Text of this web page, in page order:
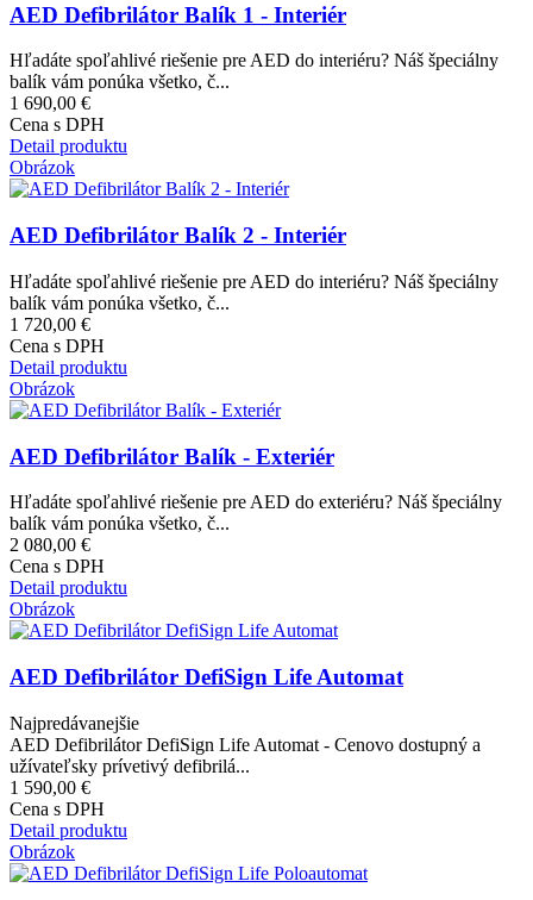
AED Defibrilátor Balík 1 - Interiér
Hľadáte spoľahlivé riešenie pre AED do interiéru? Náš špeciálny
balík vám ponúka všetko, č...
1 690,00 €
Cena s DPH
Detail produktu
Obrázok
AED Defibrilátor Balík 2 - Interiér
Hľadáte spoľahlivé riešenie pre AED do interiéru? Náš špeciálny
balík vám ponúka všetko, č...
1 720,00 €
Cena s DPH
Detail produktu
Obrázok
AED Defibrilátor Balík - Exteriér
Hľadáte spoľahlivé riešenie pre AED do exteriéru? Náš špeciálny
balík vám ponúka všetko, č...
2 080,00 €
Cena s DPH
Detail produktu
Obrázok
AED Defibrilátor DefiSign Life Automat
Najpredávanejšie
AED Defibrilátor DefiSign Life Automat - Cenovo dostupný a
užívateľsky prívetivý defibrilá...
1 590,00 €
Cena s DPH
Detail produktu
Obrázok